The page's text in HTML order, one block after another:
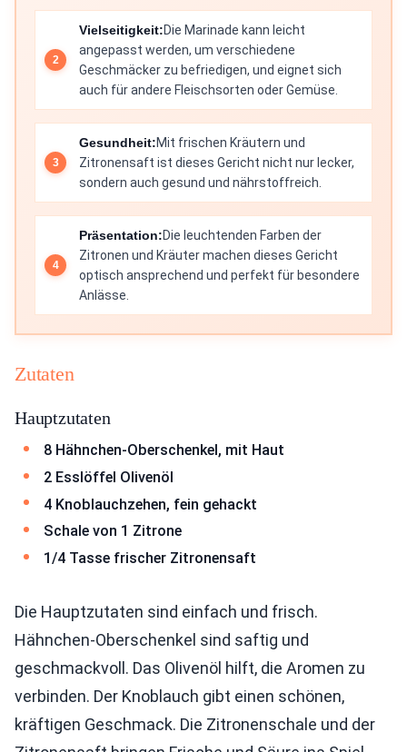
Vielseitigkeit:Die Marinade kann leicht
angepasst werden, um verschiedene
Geschmäcker zu befriedigen, und eignet sich
auch für andere Fleischsorten oder Gemüse.
Gesundheit:Mit frischen Kräutern und
Zitronensaft ist dieses Gericht nicht nur lecker,
sondern auch gesund und nährstoffreich.
Präsentation:Die leuchtenden Farben der
Zitronen und Kräuter machen dieses Gericht
optisch ansprechend und perfekt für besondere
Anlässe.
Zutaten
Hauptzutaten
8 Hähnchen-Oberschenkel, mit Haut
2 Esslöffel Olivenöl
4 Knoblauchzehen, fein gehackt
Schale von 1 Zitrone
1/4 Tasse frischer Zitronensaft
Die Hauptzutaten sind einfach und frisch.
Hähnchen-Oberschenkel sind saftig und
geschmackvoll. Das Olivenöl hilft, die Aromen zu
verbinden. Der Knoblauch gibt einen schönen,
kräftigen Geschmack. Die Zitronenschale und der